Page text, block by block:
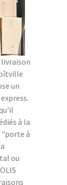
livraison
un
à la
"porte à
ou